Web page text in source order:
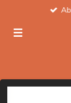
springen